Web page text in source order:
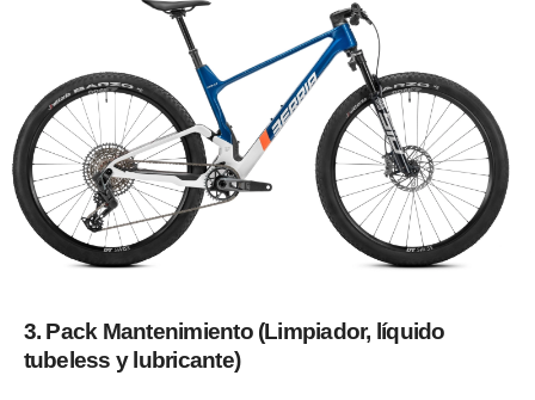
3. Pack Mantenimiento (Limpiador, líquido
tubeless y lubricante)